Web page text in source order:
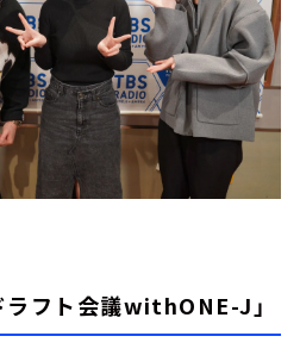
ラフト会議withONE-J」